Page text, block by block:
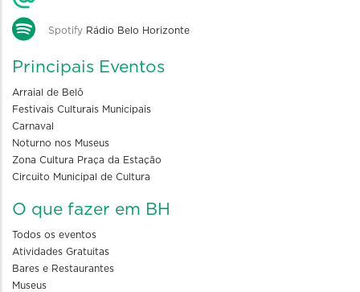
Spotify Rádio Belo Horizonte
Principais Eventos
Arraial de Belô
Festivais Culturais Municipais
Carnaval
Noturno nos Museus
Zona Cultura Praça da Estação
Circuito Municipal de Cultura
O que fazer em BH
Todos os eventos
Atividades Gratuitas
Bares e Restaurantes
Museus